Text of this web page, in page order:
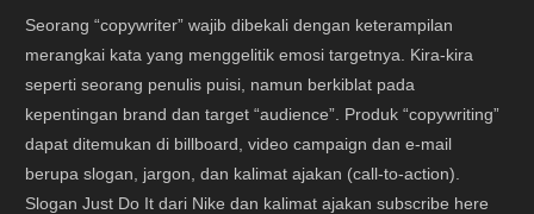
Seorang “copywriter” wajib dibekali dengan keterampilan
merangkai kata yang menggelitik emosi targetnya. Kira-kira
seperti seorang penulis puisi, namun berkiblat pada
kepentingan brand dan target “audience”. Produk “copywriting”
dapat ditemukan di billboard, video campaign dan e-mail
berupa slogan, jargon, dan kalimat ajakan (call-to-action).
Slogan Just Do It dari Nike dan kalimat ajakan subscribe here